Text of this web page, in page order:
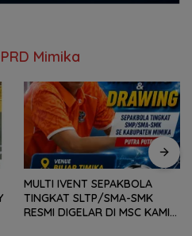
Mimika
MULTI IVENT SEPAKBOLA
TINGKAT SLTP/SMA-SMK
RESMI DIGELAR DI MSC KAMIS